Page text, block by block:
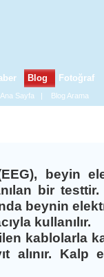
Blog Fotoğraf
Ana Sayfa | Blog Arama
beyin
bir
beynin
kullanılır.
kablolarla
alınır. Kalp